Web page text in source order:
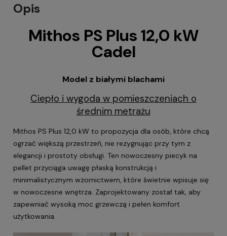
Opis
Mithos PS Plus 12,0 kW
Cadel
Model z białymi blachami
Ciepło i wygoda w pomieszczeniach o
średnim metrażu
Mithos PS Plus 12,0 kW to propozycja dla osób, które chcą
ogrzać większą przestrzeń, nie rezygnując przy tym z
elegancji i prostoty obsługi. Ten nowoczesny piecyk na
pellet przyciąga uwagę płaską konstrukcją i
minimalistycznym wzornictwem, które świetnie wpisuje się
w nowoczesne wnętrza. Zaprojektowany został tak, aby
zapewniać wysoką moc grzewczą i pełen komfort
użytkowania.